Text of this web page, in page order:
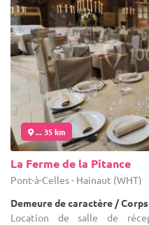
... 35 km
La Ferme de la Pitance
Pont-à-Celles - Hainaut (WHT)
Demeure de caractère /
Location de salle de